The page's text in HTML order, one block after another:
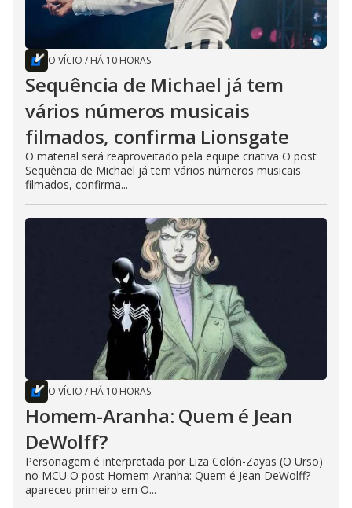
O VÍCIO / HÁ 10 HORAS
Sequência de Michael já tem
vários números musicais
filmados, confirma Lionsgate
O material será reaproveitado pela equipe criativa O post
Sequência de Michael já tem vários números musicais
filmados, confirma...
O VÍCIO / HÁ 10 HORAS
Homem-Aranha: Quem é Jean
DeWolff?
Personagem é interpretada por Liza Colón-Zayas (O Urso)
no MCU O post Homem-Aranha: Quem é Jean DeWolff?
apareceu primeiro em O...